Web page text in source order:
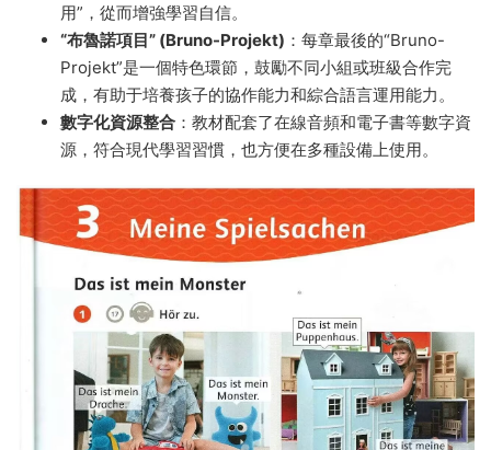
用”，從而增強學習自信。
“布魯諾項目” (Bruno-Projekt) ：每章最後的“Bruno-
Projekt”是一個特色環節，鼓勵不同小組或班級合作完
成，有助于培養孩子的協作能力和綜合語言運用能力。
數字化資源整合 ：教材配套了在線音頻和電子書等數字資
源，符合現代學習習慣，也方便在多種設備上使用。